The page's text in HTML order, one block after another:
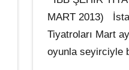
MART 2013)
Tiyatroları Mart
oyunla seyirciyle